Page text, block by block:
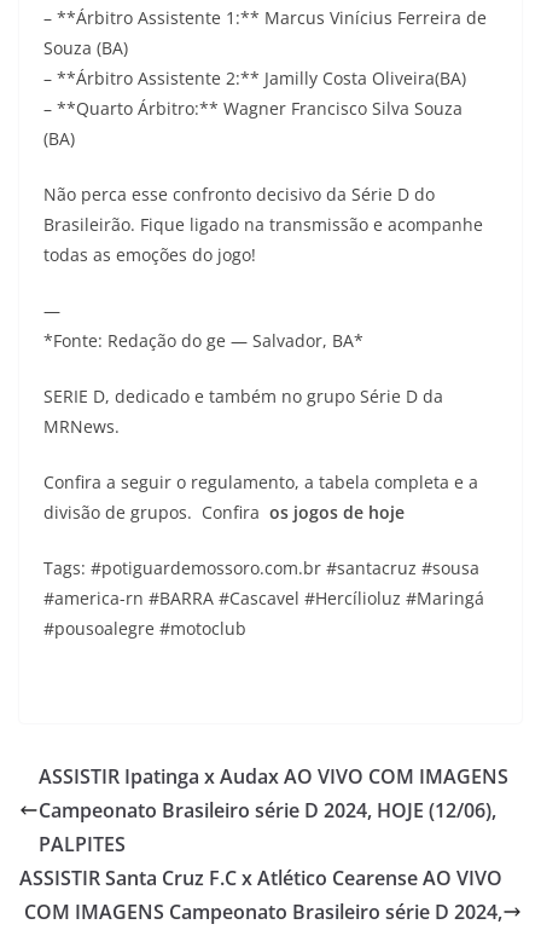
– **Árbitro Assistente 1:** Marcus Vinícius Ferreira de
Souza (BA)
– **Árbitro Assistente 2:** Jamilly Costa Oliveira(BA)
– **Quarto Árbitro:** Wagner Francisco Silva Souza
(BA)
Não perca esse confronto decisivo da Série D do
Brasileirão. Fique ligado na transmissão e acompanhe
todas as emoções do jogo!
—
*Fonte: Redação do ge — Salvador, BA*
SERIE D, dedicado e também no grupo Série D da
MRNews.
Confira a seguir o regulamento, a tabela completa e a
divisão de grupos. Confira os jogos de hoje
Tags: #potiguardemossoro.com.br #santacruz #sousa
#america-rn #BARRA #Cascavel #Hercílioluz #Maringá
#pousoalegre #motoclub
ASSISTIR Ipatinga x Audax AO VIVO COM IMAGENS
Campeonato Brasileiro série D 2024, HOJE (12/06),
PALPITES
ASSISTIR Santa Cruz F.C x Atlético Cearense AO VIVO
COM IMAGENS Campeonato Brasileiro série D 2024,